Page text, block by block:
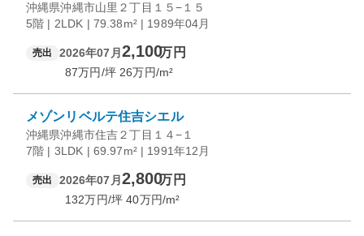
沖縄県沖縄市山里２丁目１５−１５
5階 | 2LDK | 79.38m² | 1989年04月
売出 2026年07月 2,100万円
87万円/坪 26万円/m²
メゾンリベルテ住吉シエル
沖縄県沖縄市住吉２丁目１４−１
7階 | 3LDK | 69.97m² | 1991年12月
売出 2026年07月 2,800万円
132万円/坪 40万円/m²